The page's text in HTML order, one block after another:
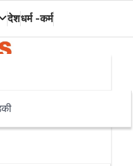
देशधर्म -कर्म